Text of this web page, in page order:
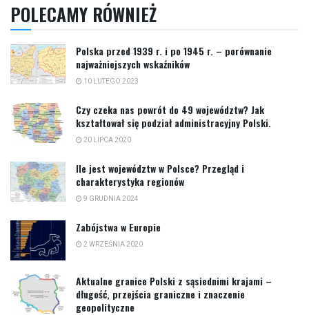
POLECAMY RÓWNIEŻ
Polska przed 1939 r. i po 1945 r. – porównanie
najważniejszych wskaźników
10 LUTEGO 2023
Czy czeka nas powrót do 49 województw? Jak
kształtował się podział administracyjny Polski.
20 LIPCA 2020
Ile jest województw w Polsce? Przegląd i
charakterystyka regionów
9 GRUDNIA 2024
Zabójstwa w Europie
2 WRZEŚNIA 2020
Aktualne granice Polski z sąsiednimi krajami –
długość, przejścia graniczne i znaczenie
geopolityczne